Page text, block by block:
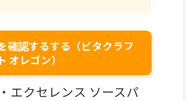
確認するする（ビタクラフ
ト オレゴン）
エクセレンス ソースパ